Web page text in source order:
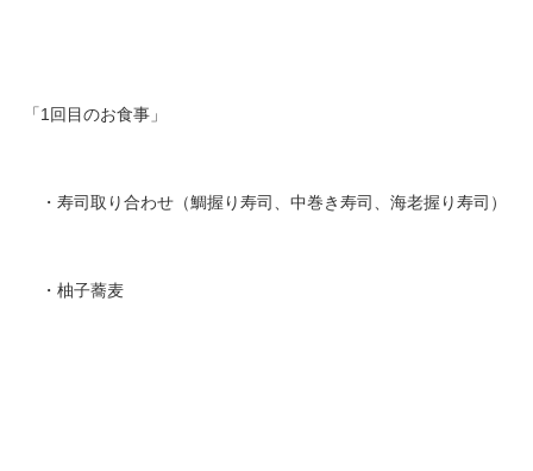
「1回目のお食事」
・寿司取り合わせ（鯛握り寿司、中巻き寿司、海老握り寿司）
・柚子蕎麦